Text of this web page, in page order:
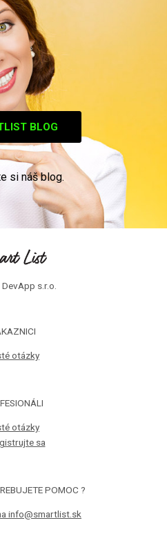
BLOG
si náš blog.
s.r.o.
otázky
otázky
sa
POMOC ?
info@smartlist.sk